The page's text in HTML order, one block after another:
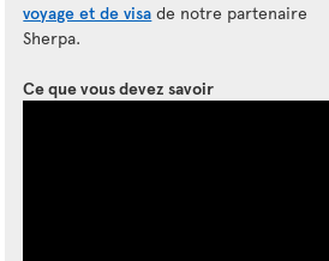
voyage et de visa de notre partenaire
Sherpa.
Ce que vous devez savoir